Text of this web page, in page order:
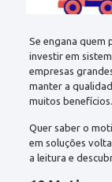
Se engana quem
investir em
empresas
manter a
muitos benefícios.
Quer saber o
em soluções
a leitura e